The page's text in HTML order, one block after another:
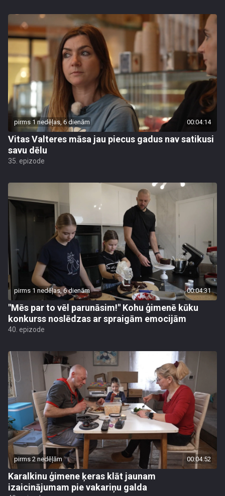
pirms 1 nedēļas, 6 dienām 00:04:14
Vitas Valteres māsa jau piecus gadus nav satikusi
savu dēlu
35. epizode
pirms 1 nedēļas, 6 dienām 00:04:31
"Mēs par to vēl parunāsim!" Kohu ģimenē kūku
konkurss noslēdzas ar spraigām emocijām
40. epizode
pirms 2 nedēļām 00:04:52
Karalkinu ģimene ķeras klāt jaunam
izaicinājumam pie vakariņu galda